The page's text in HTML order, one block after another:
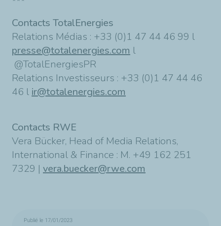
Contacts TotalEnergies
Relations Médias : +33 (0)1 47 44 46 99 l
presse@totalenergies.com l
@TotalEnergiesPR
Relations Investisseurs : +33 (0)1 47 44 46
46 l ir@totalenergies.com
Contacts RWE
Vera Bücker, Head of Media Relations,
International & Finance : M. +49 162 251
7329 | vera.buecker@rwe.com
Publié le 17/01/2023